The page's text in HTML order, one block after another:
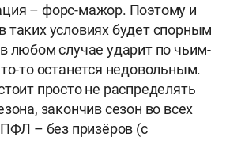
– форс-мажор. Поэтому и
условиях будет спорным
любом случае ударит по чьим-
то останется недовольным.
просто не распределять
закончив сезон во всех
– без призёров (с